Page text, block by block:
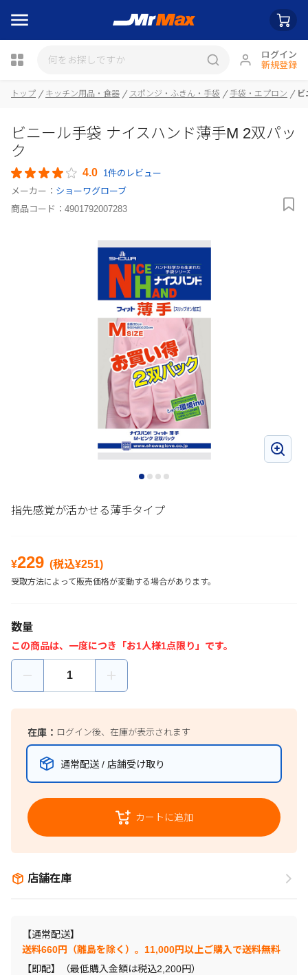
ログイン
新規登録
瓶詰
トップ キッチン用品・食器 スポンジ・ふきん・手袋 手袋・エプロン ビ
ビニール手袋 ナイスハンド薄手M 2双パッ
ク
4.0 1件のレビュー
メーカー： ショーワグローブ
商品コード： 4901792007283
指先感覚が活かせる薄手タイプ
¥229 (税込¥251)
受取方法によって販売価格が変動する場合があります。
数量
この商品は、一度につき「お1人様1点限り」です。
在庫： ログイン後、在庫が表示されます
通常配送 / 店舗受け取り
カートに追加
店舗在庫
【通常配送】
送料660円（離島を除く）。11,000円以上ご購入で送料無料
【即配】（最低購入金額は税込2,200円）